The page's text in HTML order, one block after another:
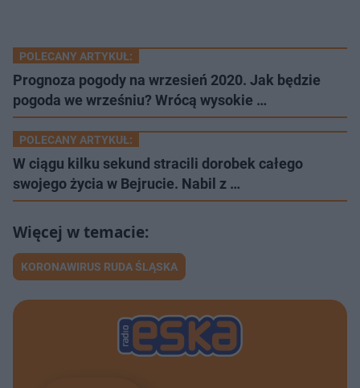
POLECANY ARTYKUŁ:
Prognoza pogody na wrzesień 2020. Jak będzie
pogoda we wrześniu? Wrócą wysokie …
POLECANY ARTYKUŁ:
W ciągu kilku sekund stracili dorobek całego
swojego życia w Bejrucie. Nabil z …
KORONAWIRUS RUDA ŚLĄSKA